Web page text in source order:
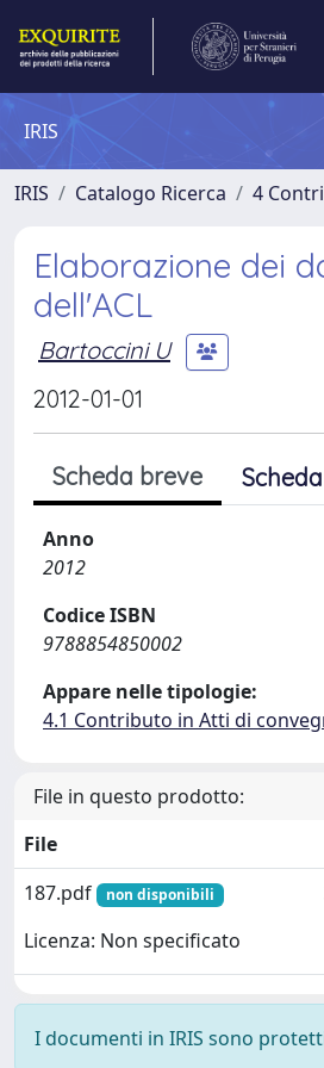
IRIS
IRIS Catalogo Ricerca 4
Elaborazione dei
dell'ACL
Bartoccini U
2012-01-01
Scheda breve
Anno
2012
Codice ISBN
9788854850002
Appare nelle tipologie:
4.1 Contributo in Atti di
File in questo prodotto:
File
187.pdf
non disponibili
Licenza: Non specificato
I documenti in IRIS sono